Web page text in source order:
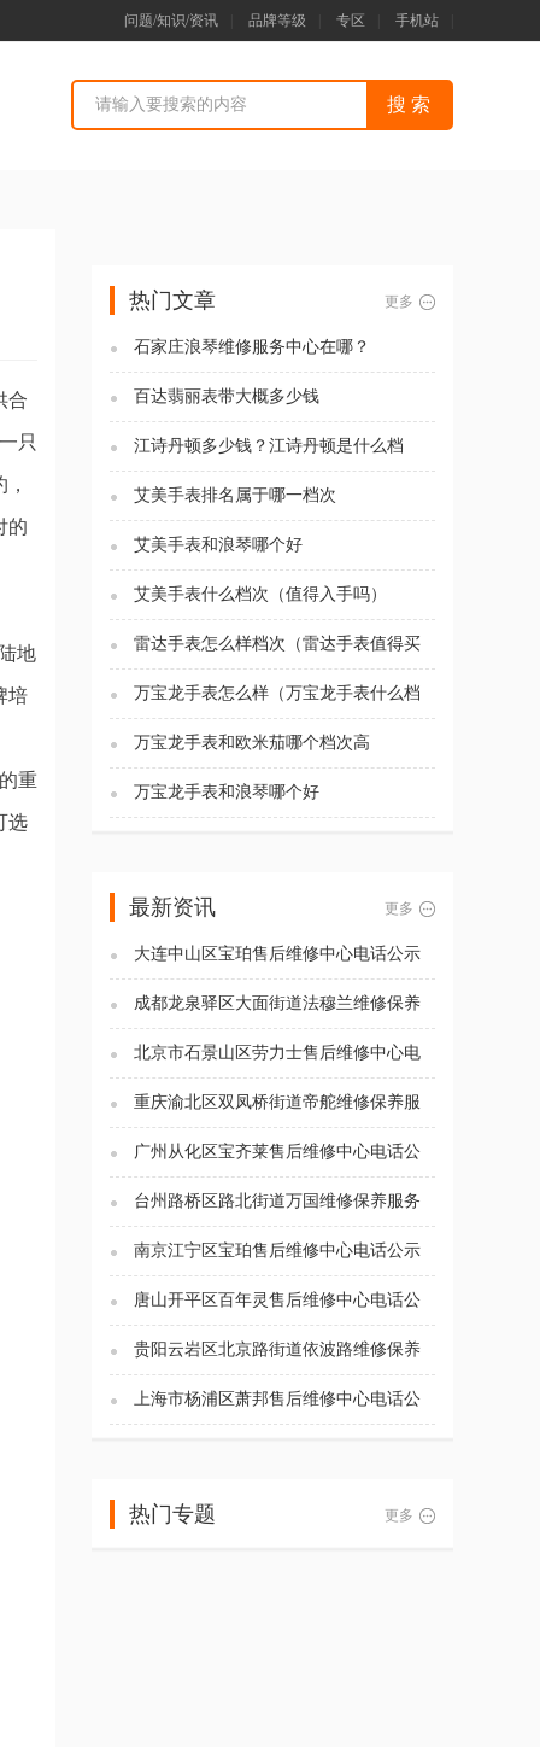
问题/知识/资讯 品牌等级 专区 手机站
合
只
的
地
培
重
选
热门文章 更多
石家庄浪琴维修服务中心在哪？
百达翡丽表带大概多少钱
江诗丹顿多少钱？江诗丹顿是什么档
次？
艾美手表排名属于哪一档次
艾美手表和浪琴哪个好
艾美手表什么档次（值得入手吗）
雷达手表怎么样档次（雷达手表值得买
吗)
万宝龙手表怎么样（万宝龙手表什么档
次）
万宝龙手表和欧米茄哪个档次高
万宝龙手表和浪琴哪个好
最新资讯 更多
大连中山区宝珀售后维修中心电话公示
（2026年7月最新）
成都龙泉驿区大面街道法穆兰维修保养
服务电话（2026年7月最新）
北京市石景山区劳力士售后维修中心电
话公示（2026年7月最新）
重庆渝北区双凤桥街道帝舵维修保养服
务电话（2026年7月最新）
广州从化区宝齐莱售后维修中心电话公
示（2026年7月最新）
台州路桥区路北街道万国维修保养服务
电话（2026年7月最新）
南京江宁区宝珀售后维修中心电话公示
（2026年7月最新）
唐山开平区百年灵售后维修中心电话公
示（2026年7月最新）
贵阳云岩区北京路街道依波路维修保养
服务电话（2026年7月最新）
上海市杨浦区萧邦售后维修中心电话公
示（2026年7月最新）
热门专题 更多